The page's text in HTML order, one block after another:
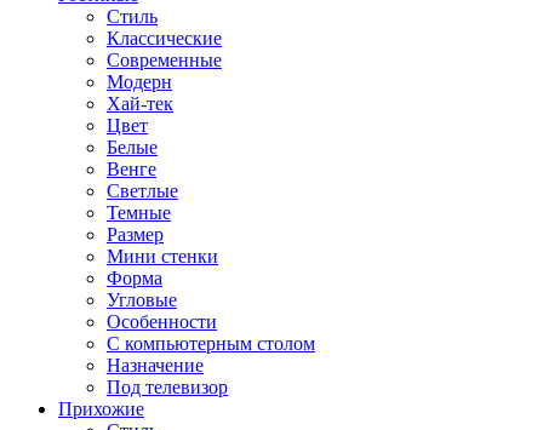
Стиль
Классические
Современные
Модерн
Хай-тек
Цвет
Белые
Венге
Светлые
Темные
Размер
Мини стенки
Форма
Угловые
Особенности
С компьютерным столом
Назначение
Под телевизор
Прихожие